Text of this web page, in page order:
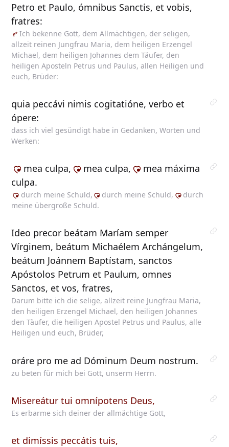
Petro et Paulo, ómnibus Sanctis, et vobis,
fratres:
Ich bekenne Gott, dem Allmächtigen, der seligen,
allzeit reinen Jungfrau Maria, dem heiligen Erzengel
Michael, dem heiligen Johannes dem Täufer, den
heiligen Aposteln Petrus und Paulus, allen Heiligen und
euch, Brüder:
quia peccávi nimis cogitatióne, verbo et
ópere:
dass ich viel gesündigt habe in Gedanken, Worten und
Werken:
mea culpa, mea culpa, mea máxima
culpa.
durch meine Schuld, durch meine Schuld,
durch
meine übergroße Schuld.
Ideo precor beátam Maríam semper
Vírginem, beátum Michaélem Archángelum,
beátum Joánnem Baptístam, sanctos
Apóstolos Petrum et Paulum, omnes
Sanctos, et vos, fratres,
Darum bitte ich die selige, allzeit reine Jungfrau Maria,
den heiligen Erzengel Michael, den heiligen Johannes
den Täufer, die heiligen Apostel Petrus und Paulus, alle
Heiligen und euch, Brüder,
oráre pro me ad Dóminum Deum nostrum.
zu beten für mich bei Gott, unserm Herrn.
Misereátur tui omnípotens Deus,
Es erbarme sich deiner der allmächtige Gott,
et dimíssis peccátis tuis,